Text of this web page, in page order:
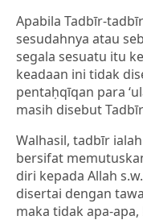
Apabila Tadbīr-
sesudahnya atau
segala sesuatu itu
keadaan ini tidak
pentaḥqīqan para
masih disebut
Walhasil, tadbīr
bersifat
diri kepada Allah
disertai dengan
maka tidak apa-